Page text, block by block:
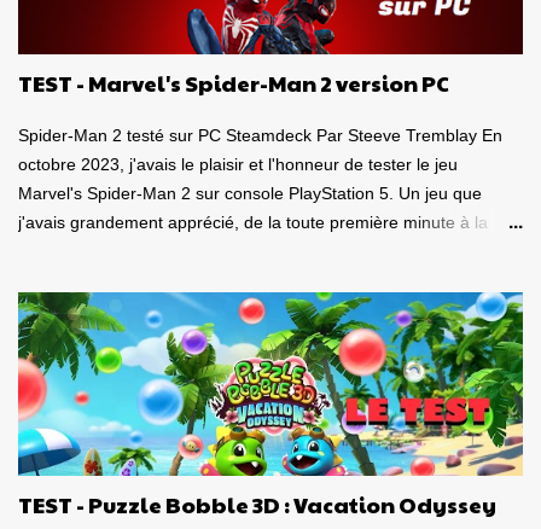
TEST - Marvel's Spider-Man 2 version PC
Spider-Man 2 testé sur PC Steamdeck Par Steeve Tremblay En
octobre 2023, j'avais le plaisir et l'honneur de tester le jeu
Marvel's Spider-Man 2 sur console PlayStation 5. Un jeu que
j'avais grandement apprécié, de la toute première minute à la
Pour revoir mon test, c'est par ici . Lorsque PlayStation Canada
nous a contacté il y a deux semaines pour faire le test de la
version PC, laquelle a vu le jour le 30 janvier dernier, je me suis
tout de suite dit : Ça serait génial d'y retourner, mais de façon
portable! Ouiiii, vous l'aurez deviné, je suis plongé dans le test de
Marvel's Spider-Man 2 PC sur la portable de Valve, ma
Steamdeck . Je me suis dit que puisque le premier volet, ainsi
TEST - Puzzle Bobble 3D : Vacation Odyssey